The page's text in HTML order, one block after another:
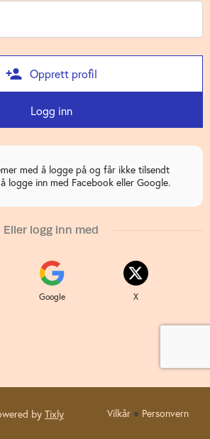
Opprett profil
Logg inn
med å logge på og får ikke tilsendt
logge inn med Facebook eller Google.
Eller logg inn med
Google X
by Tixly Vilkår Personvern